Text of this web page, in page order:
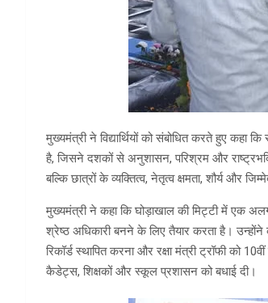
मुख्यमंत्री ने विद्यार्थियों को संबोधित करते हुए
है, जिसने दशकों से अनुशासन, परिश्रम और
बल्कि छात्रों के व्यक्तित्व, नेतृत्व क्षमता, शौर्य और
मुख्यमंत्री ने कहा कि घोड़ाखाल की मिट्टी में एक
श्रेष्ठ अधिकारी बनने के लिए तैयार करता है। उन्होंने
रिकॉर्ड स्थापित करना और रक्षा मंत्री ट्रॉफी को
कैडेट्स, शिक्षकों और स्कूल प्रशासन को बधाई दी।